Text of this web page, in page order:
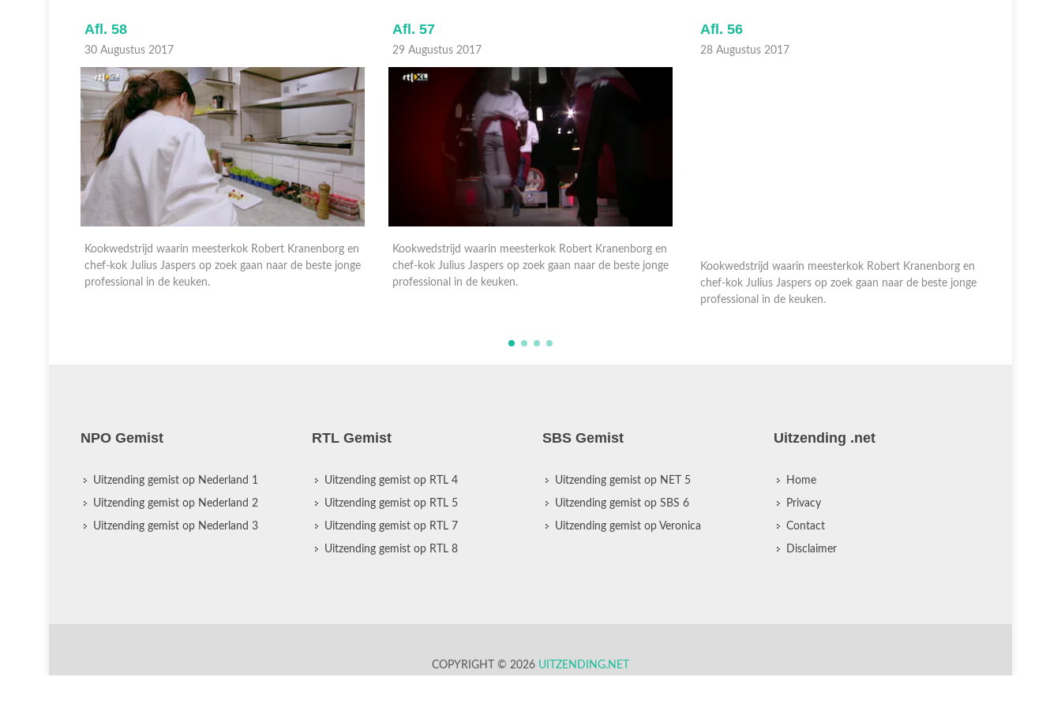
Afl. 58
30 Augustus 2017
Kookwedstrijd waarin meesterkok Robert Kranenborg en
chef-kok Julius Jaspers op zoek gaan naar de beste jonge
professional in de keuken.
Afl. 57
29 Augustus 2017
Kookwedstrijd waarin meesterkok Robert Kranenborg en
chef-kok Julius Jaspers op zoek gaan naar de beste jonge
professional in de keuken.
Afl. 56
28 Augustus 2017
chef-kok Julius Jaspers op zoek gaan naar de beste jonge
professional in de keuken.
NPO Gemist
Uitzending gemist op Nederland 1
Uitzending gemist op Nederland 2
Uitzending gemist op Nederland 3
RTL Gemist
Uitzending gemist op RTL 4
Uitzending gemist op RTL 5
Uitzending gemist op RTL 7
Uitzending gemist op RTL 8
SBS Gemist
Uitzending gemist op NET 5
Uitzending gemist op SBS 6
Uitzending gemist op Veronica
Uitzending .net
Home
Privacy
Contact
Disclaimer
COPYRIGHT © 2026 UITZENDING.NET